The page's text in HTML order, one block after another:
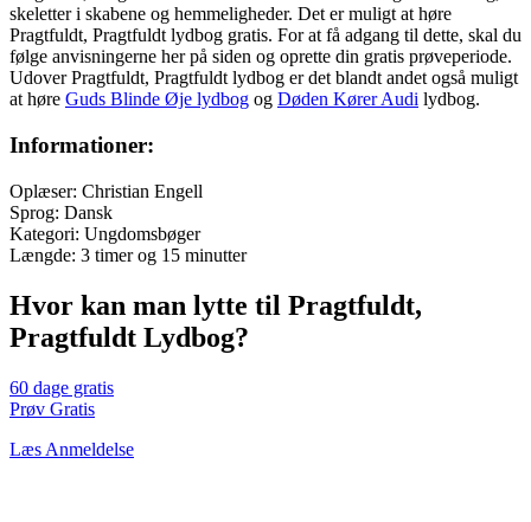
skeletter i skabene og hemmeligheder. Det er muligt at høre
Pragtfuldt, Pragtfuldt lydbog gratis. For at få adgang til dette, skal du
følge anvisningerne her på siden og oprette din gratis prøveperiode.
Udover Pragtfuldt, Pragtfuldt lydbog er det blandt andet også muligt
at høre Guds Blinde Øje lydbog og Døden Kører Audi lydbog.
Informationer:
Oplæser: Christian Engell
Sprog: Dansk
Kategori: Ungdomsbøger
Længde: 3 timer og 15 minutter
Hvor kan man lytte til Pragtfuldt,
Pragtfuldt Lydbog?
60 dage gratis
Prøv Gratis
Læs Anmeldelse